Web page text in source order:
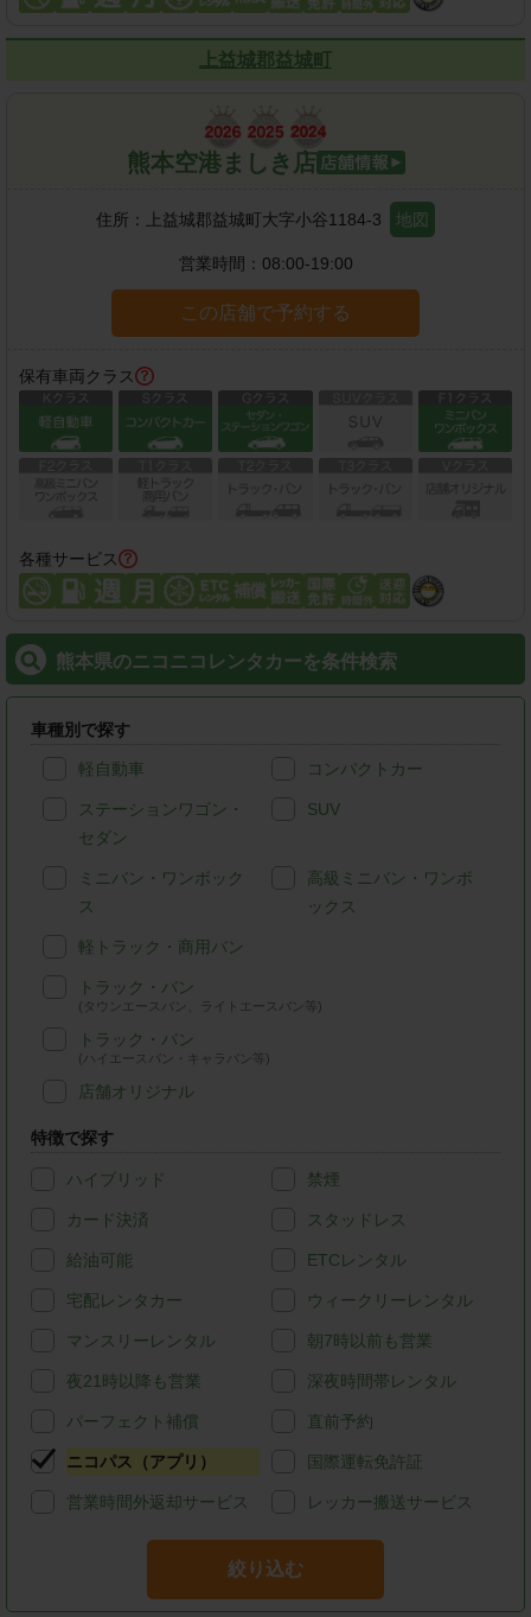
上益城郡益城町
熊本空港ましき店
住所： 上益城郡益城町大字小谷1184-3 地図
営業時間： 08:00-19:00
この店舗で予約する
保有車両クラス
各種サービス
熊本県のニコニコレンタカーを条件検索
車種別で探す
軽自動車 コンパクトカー
ステーションワゴン・
セダン
SUV
ミニバン・ワンボック
ス
高級ミニバン・ワンボ
ックス
軽トラック・商用バン
トラック・バン
(タウンエースバン、ライトエースバン等)
トラック・バン
(ハイエースバン・キャラバン等)
店舗オリジナル
特徴で探す
ハイブリッド 禁煙
カード決済 スタッドレス
給油可能 ETCレンタル
宅配レンタカー ウィークリーレンタル
マンスリーレンタル 朝7時以前も営業
夜21時以降も営業 深夜時間帯レンタル
パーフェクト補償 直前予約
ニコパス（アプリ） 国際運転免許証
営業時間外返却サービス レッカー搬送サービス
絞り込む